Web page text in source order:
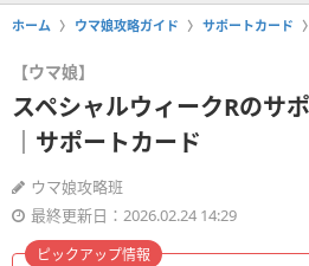
ホーム ウマ娘攻略ガイド サポートカード
【ウマ娘】
スペシャルウィークRのサ
｜サポートカード
ウマ娘攻略班
最終更新日：2026.02.24 14:29
ピックアップ情報